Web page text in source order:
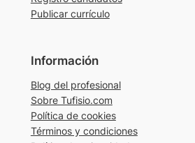
Publicar currículo
Información
Blog del profesional
Sobre Tufisio.com
Política de cookies
Términos y condiciones